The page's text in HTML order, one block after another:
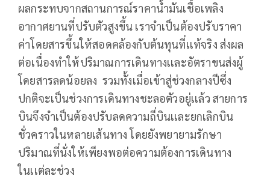
ผลกระทบจากสถานการณ์ราคาน้ำมันเชื้อเพลิง
อากาศยานที่ปรับตัวสูงขึ้น เราจำเป็นต้องปรับราคา
ค่าโดยสารขึ้นให้สอดคล้องกับต้นทุนที่เเท้จริง ส่งผล
ต่อเนื่องทำให้ปริมาณการเดินทางเเละอัตราขนส่งผู้
โดยสารลดน้อยลง รวมทั้งเมื่อเข้าสู่ช่วงกลางปีซึ่ง
ปกติจะเป็นช่วงการเดินทางชะลอตัวอยู่เเล้ว สายการ
บินจึงจำเป็นต้องปรับลดความถี่บินเเละยกเลิกบิน
ชั่วคราวในหลายเส้นทาง โดยยังพยายามรักษา
ปริมาณที่นั่งให้เพียงพอต่อความต้องการเดินทาง
ในเเต่ละช่วง